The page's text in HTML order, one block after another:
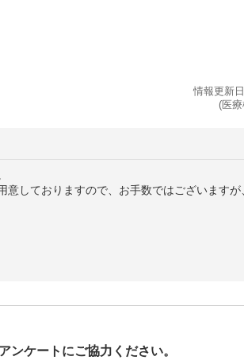
情報更新
(医
しておりますので、お手数ではございますが
ンケートにご協力ください。